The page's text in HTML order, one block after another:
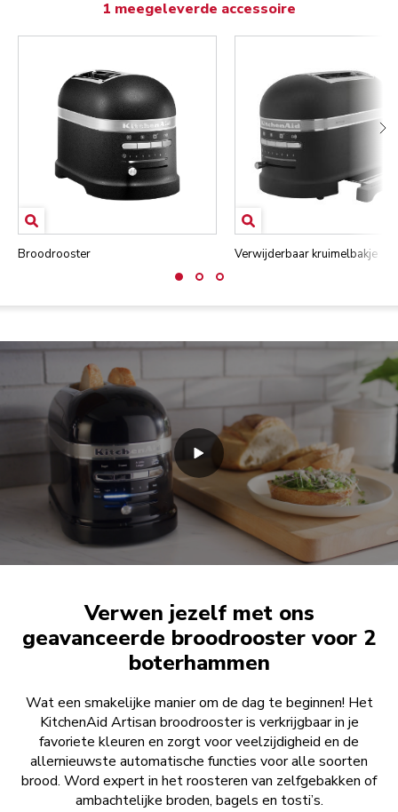
1 meegeleverde accessoire
Broodrooster Verwijderbaar kruimelbakje
Verwen jezelf met ons
geavanceerde broodrooster voor 2
boterhammen
Wat een smakelijke manier om de dag te beginnen! Het
KitchenAid Artisan broodrooster is verkrijgbaar in je
favoriete kleuren en zorgt voor veelzijdigheid en de
allernieuwste automatische functies voor alle soorten
brood. Word expert in het roosteren van zelfgebakken of
ambachtelijke broden, bagels en tosti’s.